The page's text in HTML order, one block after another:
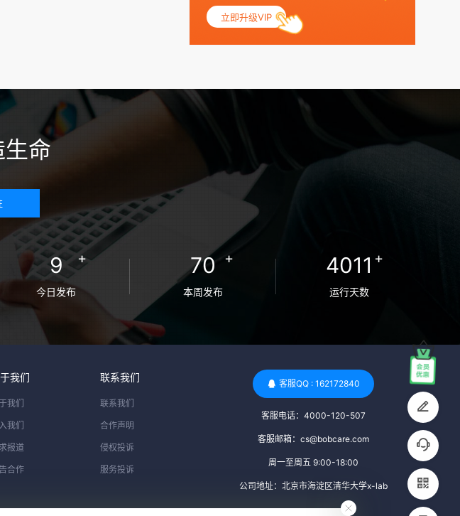
的BMI可能与多种健康问题相关联，包括不孕
症和妊娠并发症。 生殖健康：捐赠者需要有
规律的月经期，无生殖障碍或异常问题。此
赠者及其家庭成员需要无严重的遗传病史、
传染病检查：捐赠者需要进行全面的传染病
检查，包括乙肝、丙肝、HIV、梅毒等。这些
检查旨在确保捐赠者未携带任何可传染给受
卵者的病原体。 药物与生活习惯：捐赠者需
要是非尼古丁使用者、非吸烟者、非吸毒
者，并且未使用可能影响卵子质量的药物，
如某些精神药物和避孕植入物。 学历与心理
标准 学历要求：部分卵子库对捐赠者的学历
为捐赠者，但这并不是绝对的筛选条件。 心
估，以确定其对捐赠过程的态度、理解可能
遇到的问题以及未来与受卵者的关系。这有
助于确保捐赠者在捐赠过程中保持积极的心
态，并理解其捐赠行为的意义。 其他标准 责
尊重预约和时间表。这有助于确保捐赠周期
的顺利进行，并保障受卵者的权益。 面试与
立即升级VIP
命
9 +
今日发布
70 +
本周发布
4011 +
运行天数
我们
我们
我们
报道
合作
联系我们
联系我们
合作声明
侵权投诉
服务投诉
客服QQ : 162172840
客服电话：4000-120-507
客服邮箱：cs@bobcare.com
周一至周五 9:00-18:00
公司地址：北京市海淀区清华大学x-lab